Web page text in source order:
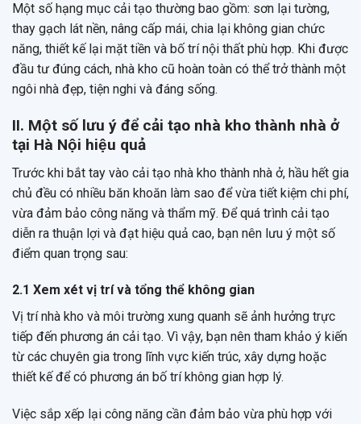
Một số hạng mục cải tạo thường bao gồm: sơn lại tường,
thay gạch lát nền, nâng cấp mái, chia lại không gian chức
năng, thiết kế lại mặt tiền và bố trí nội thất phù hợp. Khi được
đầu tư đúng cách, nhà kho cũ hoàn toàn có thể trở thành một
ngôi nhà đẹp, tiện nghi và đáng sống.
II. Một số lưu ý để cải tạo nhà kho thành nhà ở
tại Hà Nội hiệu quả
Trước khi bắt tay vào cải tạo nhà kho thành nhà ở, hầu hết gia
chủ đều có nhiều băn khoăn làm sao để vừa tiết kiệm chi phí,
vừa đảm bảo công năng và thẩm mỹ. Để quá trình cải tạo
diễn ra thuận lợi và đạt hiệu quả cao, bạn nên lưu ý một số
điểm quan trọng sau:
2.1 Xem xét vị trí và tổng thể không gian
Vị trí nhà kho và môi trường xung quanh sẽ ảnh hưởng trực
tiếp đến phương án cải tạo. Vì vậy, bạn nên tham khảo ý kiến
từ các chuyên gia trong lĩnh vực kiến trúc, xây dựng hoặc
thiết kế để có phương án bố trí không gian hợp lý.
Việc sắp xếp lại công năng cần đảm bảo vừa phù hợp với